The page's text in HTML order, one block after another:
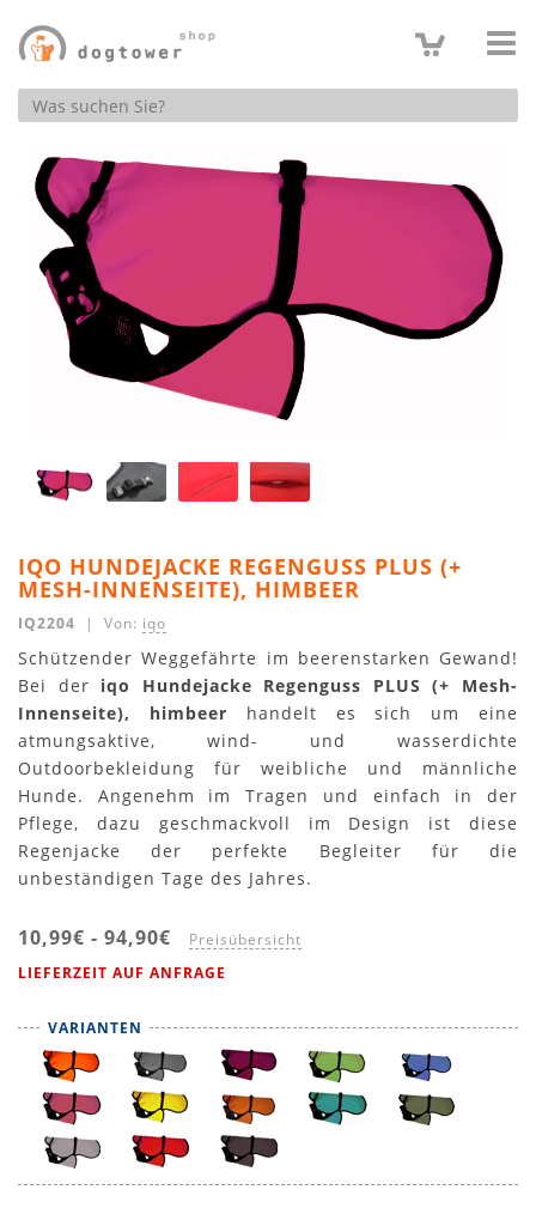
Produktsuche
IQO HUNDEJACKE REGENGUSS PLUS (+
MESH-INNENSEITE), HIMBEER
IQ2204 | Von: iqo
Schützender Weggefährte im beerenstarken Gewand!
Bei der iqo Hundejacke Regenguss PLUS (+ Mesh-
Innenseite), himbeer handelt es sich um eine
atmungsaktive, wind- und wasserdichte
Outdoorbekleidung für weibliche und männliche
Hunde. Angenehm im Tragen und einfach in der
Pflege, dazu geschmackvoll im Design ist diese
Regenjacke der perfekte Begleiter für die
unbeständigen Tage des Jahres.
10,99€ - 94,90€ Preisübersicht
LIEFERZEIT AUF ANFRAGE
VARIANTEN